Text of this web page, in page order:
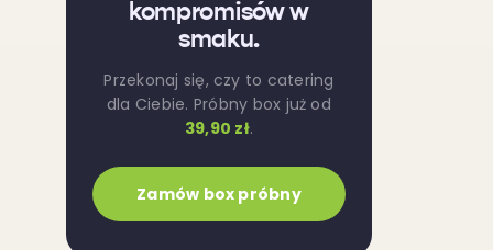
kompromisów w
smaku.
Przekonaj się, czy to catering
dla Ciebie. Próbny box już od
39,90 zł.
Zamów box próbny